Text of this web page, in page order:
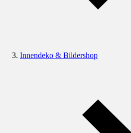
Innendeko & Bildershop